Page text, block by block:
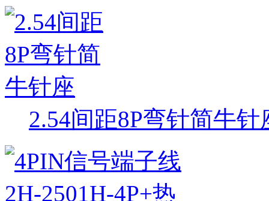
2.54间距8P弯针简牛针